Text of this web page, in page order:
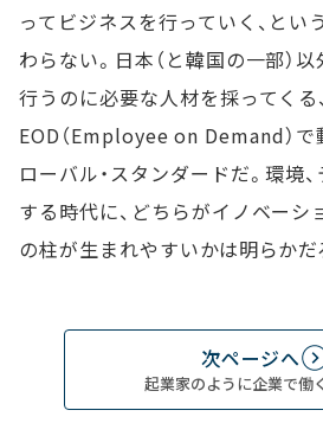
ってビジネスを行っていく、とい
わらない。日本（と韓国の一部）
行うのに必要な人材を採ってくる
EOD（Employee on Demand）で
ローバル・スタンダードだ。環境
する時代に、どちらがイノベーシ
の柱が生まれやすいかは明らかだ
次ページへ
起業家のように企業で働